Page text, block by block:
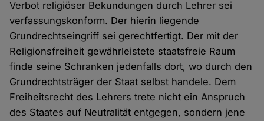
Verbot religiöser Bekundungen durch Lehrer sei
verfassungskonform. Der hierin liegende
Grundrechtseingriff sei gerechtfertigt. Der mit der
Religionsfreiheit gewährleistete staatsfreie Raum
finde seine Schranken jedenfalls dort, wo durch den
Grundrechtsträger der Staat selbst handele. Dem
Freiheitsrecht des Lehrers trete nicht ein Anspruch
des Staates auf Neutralität entgegen, sondern jene